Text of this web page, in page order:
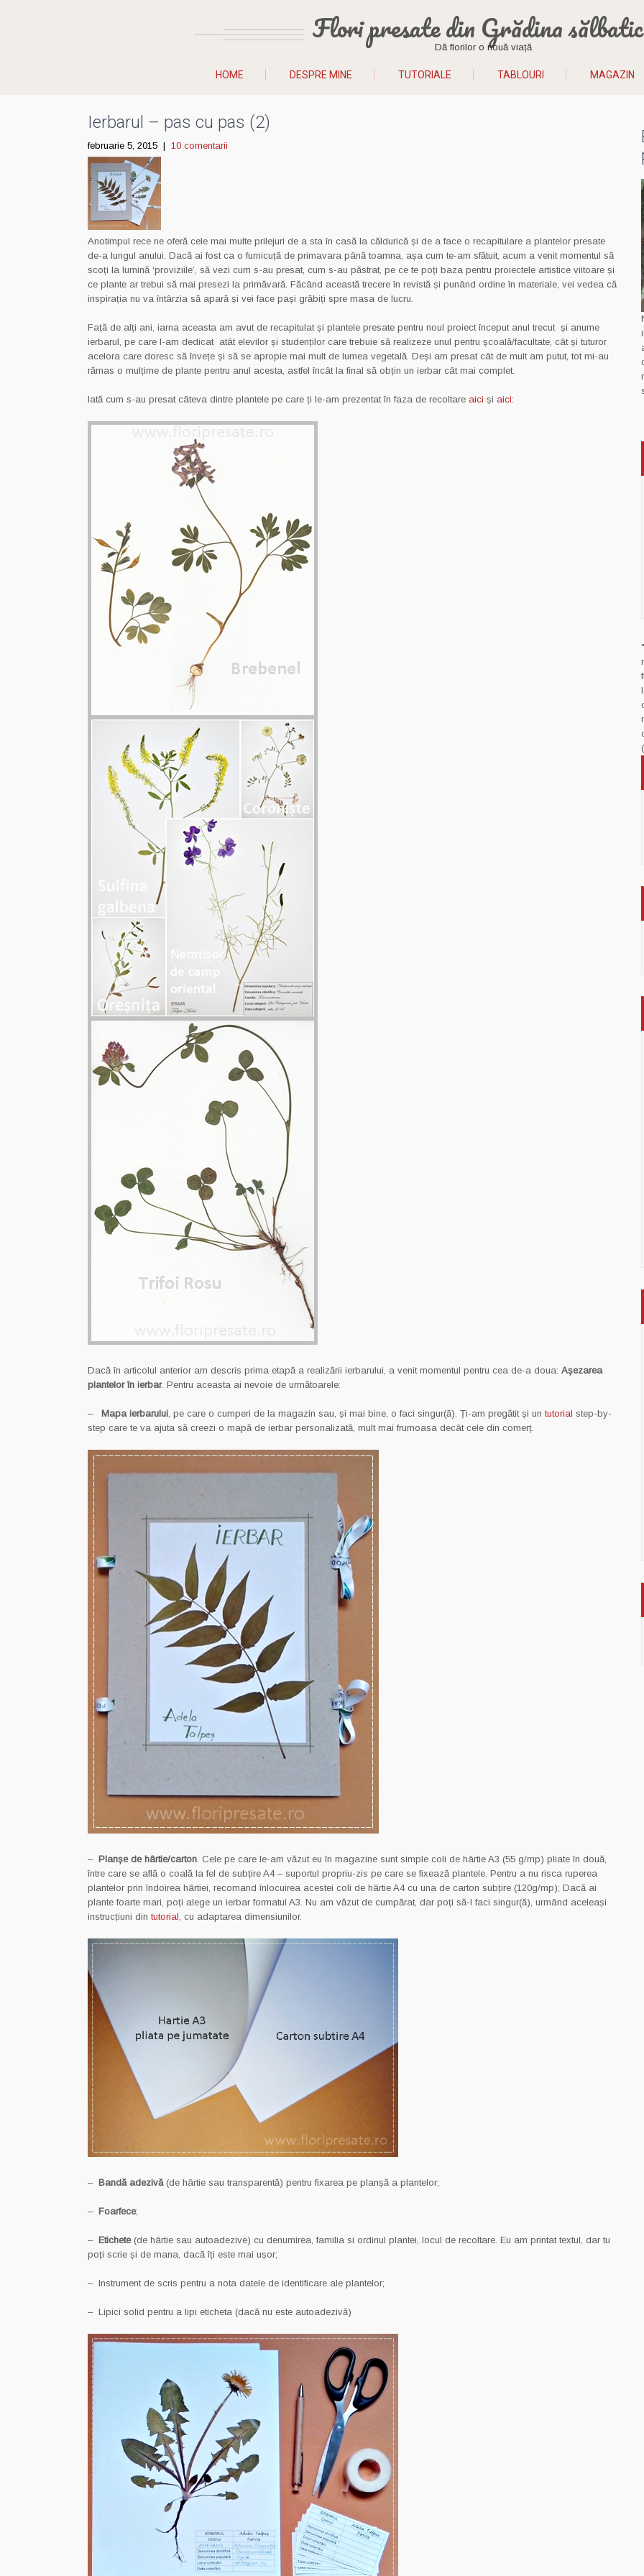
Flori presate din Grădina
Dă florilor o nouă viață
HOME DESPRE MINE TUTORIALE TABLOURI MAGAZIN
Ierbarul – pas cu pas (2)
februarie 5, 2015 | 10 comentarii
Anotimpul rece ne oferă cele mai multe prilejuri de a sta în casă la căldurică și de a face o recapitulare a plantelor presate
de-a lungul anului. Dacă ai fost ca o furnicuță de primavara până toamna, așa cum te-am sfătuit, acum a venit momentul să
scoți la lumină ‘proviziile’, să vezi cum s-au presat, cum s-au păstrat, pe ce te poți baza pentru proiectele artistice viitoare și
ce plante ar trebui să mai presezi la primăvară. Făcând această trecere în revistă și punând ordine în materiale, vei vedea că
inspirația nu va întârzia să apară și vei face pași grăbiți spre masa de lucru.
Față de alți ani, iarna aceasta am avut de recapitulat și plantele presate pentru noul proiect început anul trecut și anume
ierbarul, pe care l-am dedicat atât elevilor și studenților care trebuie să realizeze unul pentru școală/facultate, cât și tuturor
acelora care doresc să învețe și să se apropie mai mult de lumea vegetală. Deși am presat cât de mult am putut, tot mi-au
rămas o mulțime de plante pentru anul acesta, astfel încât la final să obțin un ierbar cât mai complet.
Iată cum s-au presat câteva dintre plantele pe care ți le-am prezentat în faza de recoltare aici și aici:
Dacă în articolul anterior am descris prima etapă a realizării ierbarului, a venit momentul pentru cea de-a doua: Așezarea
plantelor în ierbar. Pentru aceasta ai nevoie de următoarele:
– Mapa ierbarului, pe care o cumperi de la magazin sau, și mai bine, o faci singur(ă). Ți-am pregătit și un tutorial step-by-
step care te va ajuta să creezi o mapă de ierbar personalizată, mult mai frumoasa decât cele din comerț.
– Planșe de hârtie/carton . Cele pe care le-am văzut eu în magazine sunt simple coli de hârtie A3 (55 g/mp) pliate în două,
între care se află o coală la fel de subțire A4 – suportul propriu-zis pe care se fixează plantele. Pentru a nu risca ruperea
plantelor prin îndoirea hârtiei, recomand înlocuirea acestei coli de hârtie A4 cu una de carton subțire (120g/mp); Dacă ai
plante foarte mari, poți alege un ierbar formatul A3. Nu am văzut de cumpărat, dar poți să-l faci singur(ă), urmând aceleași
instrucțiuni din tutorial, cu adaptarea dimensiunilor.
– Bandă adezivă(de hârtie sau transparentă) pentru fixarea pe planșă a plantelor;
– Foarfece;
– Etichete(de hârtie sau autoadezive) cu denumirea, familia si ordinul plantei, locul de recoltare. Eu am printat textul, dar tu
poți scrie și de mana, dacă îți este mai ușor;
– Instrument de scris pentru a nota datele de identificare ale plantelor;
– Lipici solid pentru a lipi eticheta (dacă nu este autoadezivă)